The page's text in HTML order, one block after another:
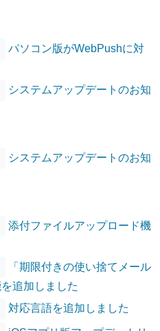
パソコン版がWebPushに対
システムアップデートのお知
システムアップデートのお知
添付ファイルアップロード機
「期限付きの使い捨てメール
追加しました
対応言語を追加しました